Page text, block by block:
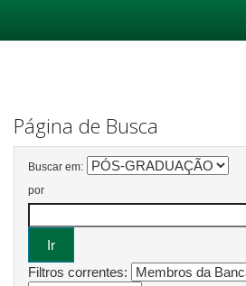
Página de Busca
Buscar em:
por
Filtros correntes: